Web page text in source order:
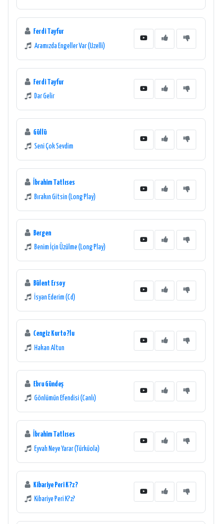
Ferdi Tayfur
Aramızda Engeller Var (Uzelli)
Ferdi Tayfur
Dar Gelir
Güllü
Seni Çok Sevdim
İbrahim Tatlıses
Bırakın Gitsin (Long Play)
Bergen
Benim İçin Üzülme (Long Play)
Bülent Ersoy
İsyan Ederim (Cd)
Cengiz Kurto?lu
Hakan Altun
Ebru Gündeş
Gönlümün Efendisi (Canlı)
İbrahim Tatlıses
Eyvah Neye Yarar (Türküola)
Kibariye Peri K?z?
Kibariye Peri K?z?